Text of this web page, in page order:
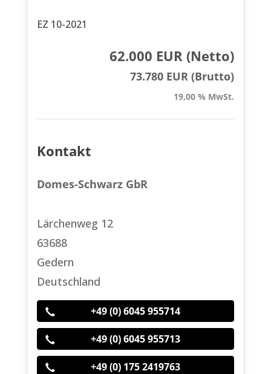
EZ 10-2021
62.000 EUR (Netto)
73.780 EUR (Brutto)
19,00 % MwSt.
Kontakt
Domes-Schwarz GbR
Lärchenweg 12
63688
Gedern
Deutschland
+49 (0) 6045 955714
+49 (0) 6045 955713
+49 (0) 175 2419763